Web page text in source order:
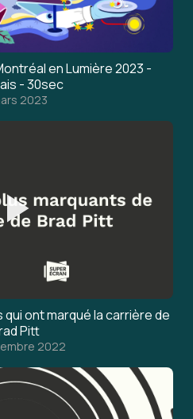
en Lumière 2023 -
- 30sec
2023
ont marqué la carrière de
Pitt
2022